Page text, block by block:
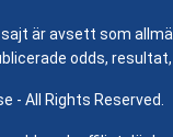
sajt är avsett som
odds,
- All Rights Reserved.